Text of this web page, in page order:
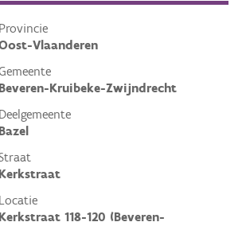
Provincie
Vlaanderen
Beveren-Kruibeke-Zwijndrecht
Deelgemeente
Bazel
Kerkstraat
Locatie
Kerkstraat 118-120 (Beveren-